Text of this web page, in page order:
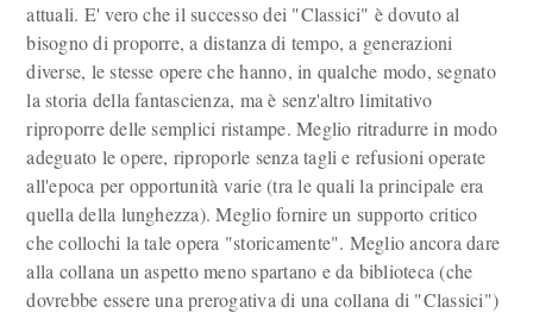
attuali. E' vero che il successo dei "Classici" è dovuto al
bisogno di proporre, a distanza di tempo, a generazioni
diverse, le stesse opere che hanno, in qualche modo, segnato
la storia della fantascienza, ma è senz'altro limitativo
riproporre delle semplici ristampe. Meglio ritradurre in modo
adeguato le opere, riproporle senza tagli e refusioni operate
all'epoca per opportunità varie (tra le quali la principale era
quella della lunghezza). Meglio fornire un supporto critico
che collochi la tale opera "storicamente". Meglio ancora dare
alla collana un aspetto meno spartano e da biblioteca (che
dovrebbe essere una prerogativa di una collana di "Classici")